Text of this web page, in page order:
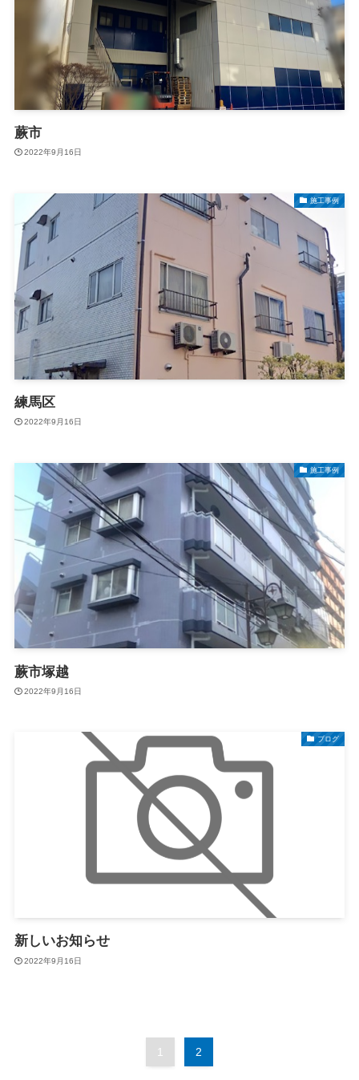
蕨市
2022年9月16日
施工事例
練馬区
2022年9月16日
施工事例
蕨市塚越
2022年9月16日
ブログ
新しいお知らせ
2022年9月16日
1 2